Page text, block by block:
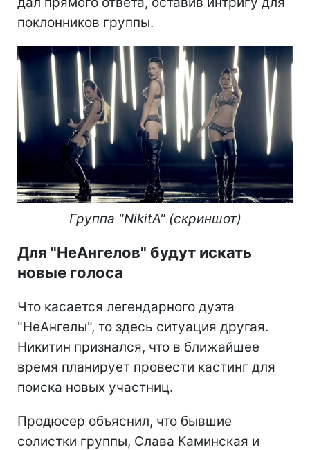
поклонников группы.
Группа "NikitA" (скриншот)
Для "НеАнгелов" будут искать
новые голоса
Что касается легендарного дуэта
"НеАнгелы", то здесь ситуация другая.
Никитин признался, что в ближайшее
время планирует провести кастинг для
поиска новых участниц.
Продюсер объяснил, что бывшие
солистки группы, Слава Каминская и